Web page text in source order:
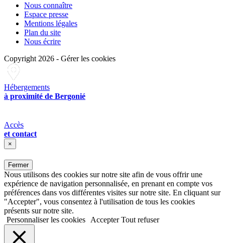
Nous connaître
Espace presse
Mentions légales
Plan du site
Nous écrire
Copyright 2026 - Gérer les cookies
Hébergements
à proximité de Bergonié
Accès
et contact
×
Fermer
Nous utilisons des cookies sur notre site afin de vous offrir une
expérience de navigation personnalisée, en prenant en compte vos
préférences dans vos différentes visites sur notre site. En cliquant sur
"Accepter", vous consentez à l'utilisation de tous les cookies
présents sur notre site.
Personnaliser les cookies
Accepter Tout refuser